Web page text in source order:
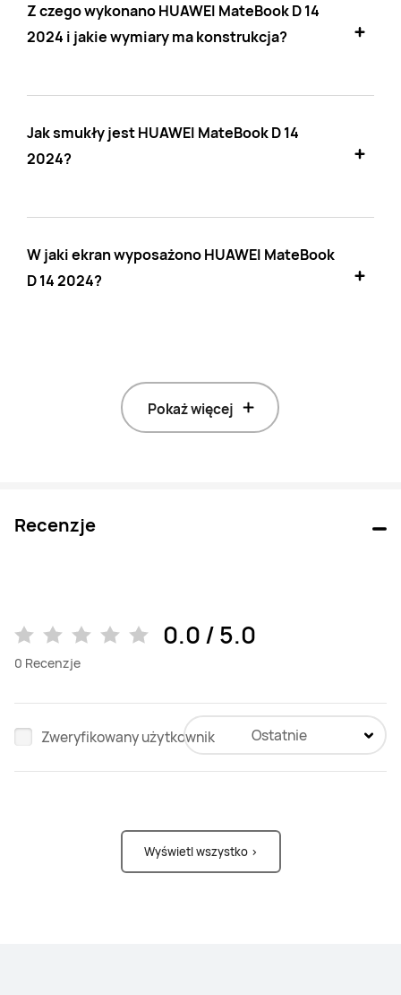
Z czego wykonano HUAWEI MateBook D 14
2024 i jakie wymiary ma konstrukcja?
Jak smukły jest HUAWEI MateBook D 14
2024?
W jaki ekran wyposażono HUAWEI MateBook
D 14 2024?
Pokaż więcej
Recenzje
0.0 / 5.0
0 Recenzje
Zweryfikowany użytkownik Ostatnie
Wyświetl wszystko >